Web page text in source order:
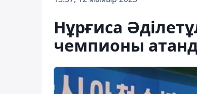
Нұрғиса
чемпионы